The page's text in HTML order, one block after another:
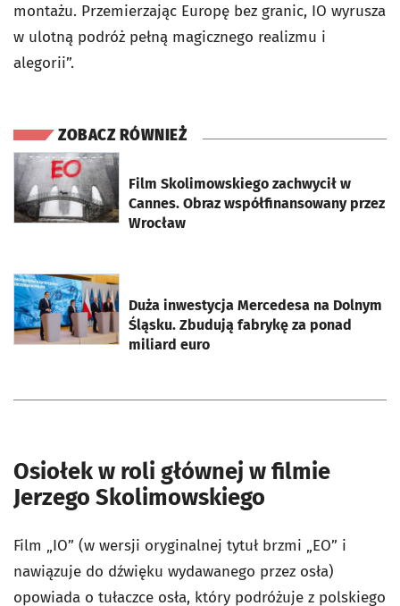
montażu. Przemierzając Europę bez granic, IO wyrusza
w ulotną podróż pełną magicznego realizmu i
alegorii”.
ZOBACZ RÓWNIEŻ
Film Skolimowskiego zachwycił w
Cannes. Obraz współfinansowany przez
Wrocław
otworzy się w nowej karcie
Duża inwestycja Mercedesa na Dolnym
Śląsku. Zbudują fabrykę za ponad
miliard euro
otworzy się w nowej karcie
Osiołek w roli głównej w filmie
Jerzego Skolimowskiego
Film „IO” (w wersji oryginalnej tytuł brzmi „EO” i
nawiązuje do dźwięku wydawanego przez osła)
opowiada o tułaczce osła, który podróżuje z polskiego